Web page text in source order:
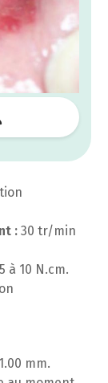
:30 tr/min
à 10 N.cm.
mm.